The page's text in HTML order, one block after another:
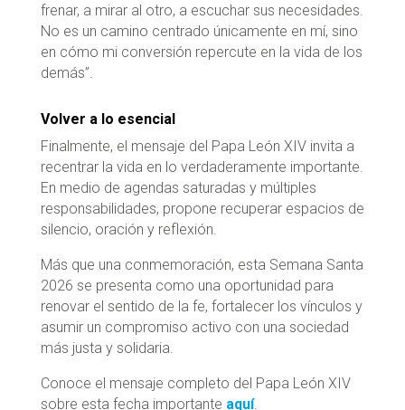
frenar, a mirar al otro, a escuchar sus necesidades.
No es un camino centrado únicamente en mí, sino
en cómo mi conversión repercute en la vida de los
demás”.
Volver a lo esencial
Finalmente, el mensaje del Papa León XIV invita a
recentrar la vida en lo verdaderamente importante.
En medio de agendas saturadas y múltiples
responsabilidades, propone recuperar espacios de
silencio, oración y reflexión.
Más que una conmemoración, esta Semana Santa
2026 se presenta como una oportunidad para
renovar el sentido de la fe, fortalecer los vínculos y
asumir un compromiso activo con una sociedad
más justa y solidaria.
Conoce el mensaje completo del Papa León XIV
sobre esta fecha importante aquí.